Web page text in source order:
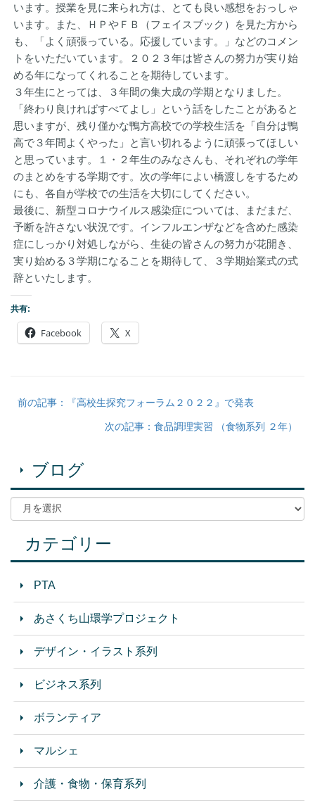
います。授業を見に来られ方は、とても良い感想をおっしゃ
います。また、ＨＰやＦＢ（フェイスブック）を見た方から
も、「よく頑張っている。応援しています。」などのコメン
トをいただいています。２０２３年は皆さんの努力が実り始
める年になってくれることを期待しています。
３年生にとっては、３年間の集大成の学期となりました。
「終わり良ければすべてよし」という話をしたことがあると
思いますが、残り僅かな鴨方高校での学校生活を「自分は鴨
高で３年間よくやった」と言い切れるように頑張ってほしい
と思っています。１・２年生のみなさんも、それぞれの学年
のまとめをする学期です。次の学年によい橋渡しをするため
にも、各自が学校での生活を大切にしてください。
最後に、新型コロナウイルス感染症については、まだまだ、
予断を許さない状況です。インフルエンザなどを含めた感染
症にしっかり対処しながら、生徒の皆さんの努力が花開き、
実り始める３学期になることを期待して、３学期始業式の式
辞といたします。
共有:
Facebook X
前の記事：『高校生探究フォーラム２０２２』で発表
次の記事：食品調理実習 （食物系列 ２年）
ブログ
カテゴリー
PTA
あさくち山環学プロジェクト
デザイン・イラスト系列
ビジネス系列
ボランティア
マルシェ
介護・食物・保育系列